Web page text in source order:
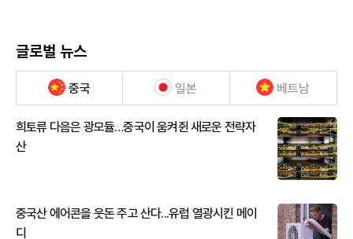
글로벌 뉴스
중국 일본 베트남
희토류 다음은 광모듈…중국이 움켜쥔 새로운 전략자
산
중국산 에어콘을 웃돈 주고 산다...유럽 열광시킨 메이
디